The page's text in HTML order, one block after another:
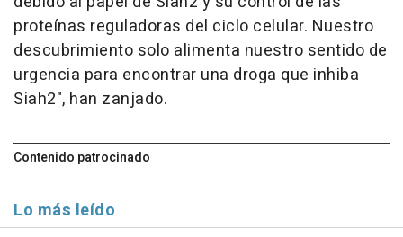
proteínas reguladoras del ciclo celular. Nuestro
descubrimiento solo alimenta nuestro sentido de
urgencia para encontrar una droga que inhiba
Siah2", han zanjado.
Contenido patrocinado
Lo más leído